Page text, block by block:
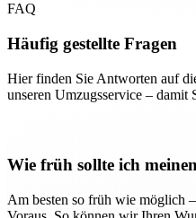
FAQ
Häufig gestellte Fragen
Hier finden Sie Antworten auf
unseren Umzugsservice – damit
Wie früh sollte ich
Am besten so früh wie möglich